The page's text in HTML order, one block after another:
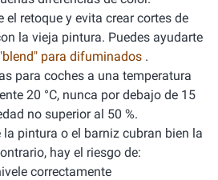
el retoque y evita crear cortes de
la vieja pintura. Puedes ayudarte
para difuminados .
para coches a una temperatura
20 °C, nunca por debajo de 15
no superior al 50 %.
la pintura o el barniz cubran bien la
hay el riesgo de:
correctamente